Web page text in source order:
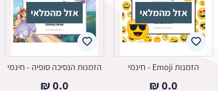
אזל מהמלאי
הזמנות Emoji - חינמי
0.0
₪
אזל מהמלאי
הזמנות הנסיכה סופיה - חינמי
0.0
₪